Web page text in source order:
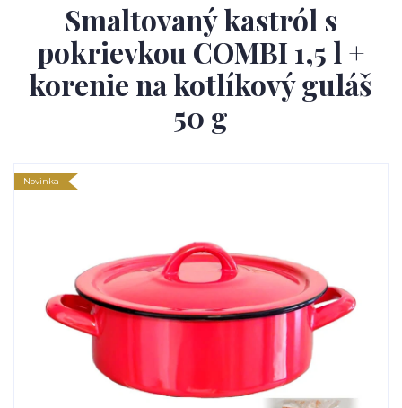
Smaltovaný kastról s
pokrievkou COMBI 1,5 l +
korenie na kotlíkový guláš
50 g
Novinka